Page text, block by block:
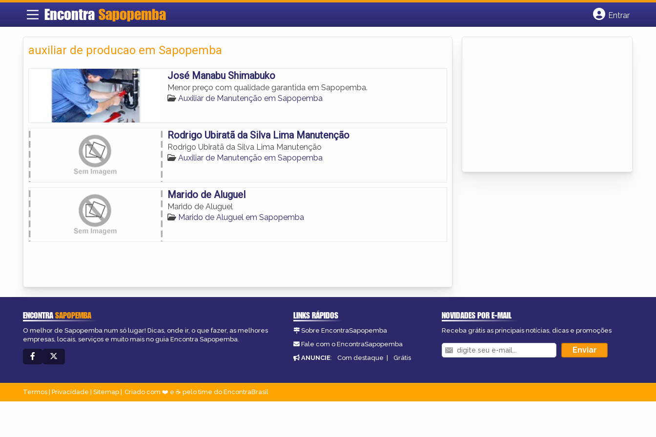
Encontra Sapopemba
Entrar
auxiliar de producao em Sapopemba
José Manabu Shimabuko
Menor preço com qualidade garantida em Sapopemba.
Auxiliar de Manutenção em Sapopemba
Rodrigo Ubiratã da Silva Lima Manutenção
Rodrigo Ubiratã da Silva Lima Manutenção
Auxiliar de Manutenção em Sapopemba
Marido de Aluguel
Marido de Aluguel
Marido de Aluguel em Sapopemba
ENCONTRASAPOPEMBA
O melhor de Sapopemba num só lugar! Dicas, onde ir, o que fazer, as melhores
empresas, locais, serviços e muito mais no guia Encontra Sapopemba.
LINKS RÁPIDOS
Sobre EncontraSapopemba
Fale com o EncontraSapopemba
ANUNCIE: Com destaque | Grátis
NOVIDADES POR E-MAIL
Receba grátis as principais notícias, dicas e promoções
Termos Privacidade Sitemap Criado com ❤️ e ☕ pelo time do EncontraBrasil